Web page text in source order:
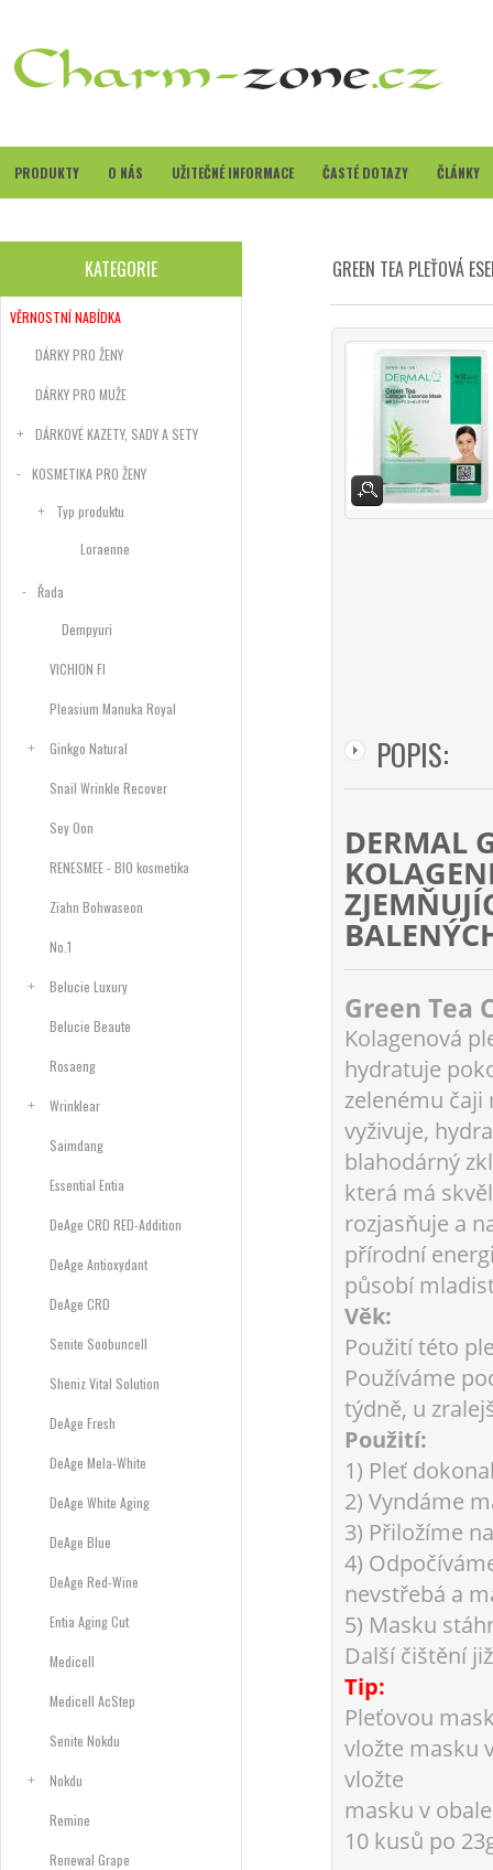
PRODUKTY O NÁS UŽITEČNÉ INFORMACE ČASTÉ DOTAZY ČLÁNKY
KATEGORIE
VĚRNOSTNÍ NABÍDKA
DÁRKY PRO ŽENY
DÁRKY PRO MUŽE
DÁRKOVÉ KAZETY, SADY A SETY
KOSMETIKA PRO ŽENY
Typ produktu
Loraenne
Řada
Dempyuri
VICHION FI
Pleasium Manuka Royal
Ginkgo Natural
Snail Wrinkle Recover
Sey Oon
RENESMEE - BIO kosmetika
Ziahn Bohwaseon
No.1
Belucie Luxury
Belucie Beaute
Rosaeng
Wrinklear
Saimdang
Essential Entia
DeAge CRD RED-Addition
DeAge Antioxydant
DeAge CRD
Senite Soobuncell
Sheniz Vital Solution
DeAge Fresh
DeAge Mela-White
DeAge White Aging
DeAge Blue
DeAge Red-Wine
Entia Aging Cut
Medicell
Medicell AcStep
Senite Nokdu
Nokdu
Remine
Renewal Grape
GREEN TEA PLEŤOVÁ
POPIS:
DERMAL
Green Tea
Kolagenová
hydratuje
zelenému
vyživuje,
blahodárný
která má
rozjasňuje a
přírodní
působí
Věk:
Použití této
Používáme
týdně, u
Použití:
1) Pleť
2) Vyndáme
3) Přiložíme
4)
nevstřebá a
5) Masku
Další čištění
Tip:
Pleťovou
vložte masku
vložte
masku v
10 kusů po